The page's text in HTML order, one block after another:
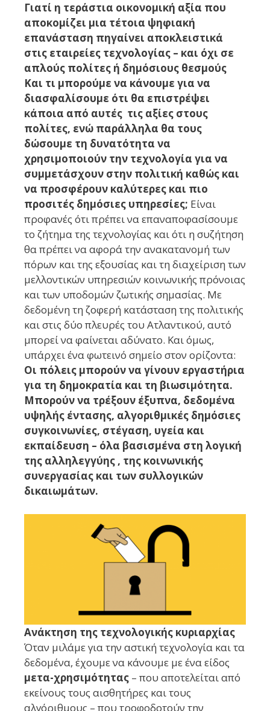
Γιατί η τεράστια οικονομική αξία που
αποκομίζει μια τέτοια ψηφιακή
επανάσταση πηγαίνει αποκλειστικά
στις εταιρείες τεχνολογίας – και όχι σε
απλούς πολίτες ή δημόσιους θεσμούς
Και τι μπορούμε να κάνουμε για να
διασφαλίσουμε ότι θα επιστρέψει
κάποια από αυτές τις αξίες στους
πολίτες, ενώ παράλληλα θα τους
δώσουμε τη δυνατότητα να
χρησιμοποιούν την τεχνολογία για να
συμμετάσχουν στην πολιτική καθώς και
να προσφέρουν καλύτερες και πιο
προσιτές δημόσιες υπηρεσίες; Είναι
προφανές ότι πρέπει να επαναποφασίσουμε
το ζήτημα της τεχνολογίας και ότι η συζήτηση
θα πρέπει να αφορά την ανακατανομή των
πόρων και της εξουσίας και τη διαχείριση των
μελλοντικών υπηρεσιών κοινωνικής πρόνοιας
και των υποδομών ζωτικής σημασίας. Με
δεδομένη τη ζοφερή κατάσταση της πολιτικής
και στις δύο πλευρές του Ατλαντικού, αυτό
μπορεί να φαίνεται αδύνατο. Και όμως,
υπάρχει ένα φωτεινό σημείο στον ορίζοντα:
Oι πόλεις μπορούν να γίνουν εργαστήρια
για τη δημοκρατία και τη βιωσιμότητα.
Μπορούν να τρέξουν έξυπνα, δεδομένα
υψηλής έντασης, αλγοριθμικές δημόσιες
συγκοινωνίες, στέγαση, υγεία και
εκπαίδευση – όλα βασισμένα στη λογική
της αλληλεγγύης , της κοινωνικής
συνεργασίας και των συλλογικών
δικαιωμάτων.
Ανάκτηση της τεχνολογικής κυριαρχίας
Όταν μιλάμε για την αστική τεχνολογία και τα
δεδομένα, έχουμε να κάνουμε με ένα είδος
μετα-χρησιμότητας – που αποτελείται από
εκείνους τους αισθητήρες και τους
αλγόριθμους – που τροφοδοτούν την